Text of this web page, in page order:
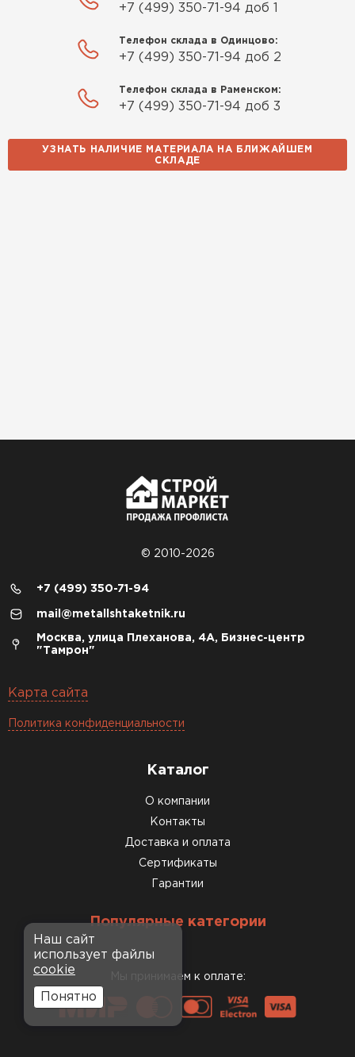
+7 (499) 350-71-94 доб 1
Телефон склада в Одинцово:
+7 (499) 350-71-94 доб 2
Телефон склада в Раменском:
+7 (499) 350-71-94 доб 3
УЗНАТЬ НАЛИЧИЕ МАТЕРИАЛА НА БЛИЖАЙШЕМ
СКЛАДЕ
© 2010-2026
+7 (499) 350-71-94
mail@metallshtaketnik.ru
Москва, улица Плеханова, 4А, Бизнес-центр
"Тамрон"
Карта сайта
Политика конфиденциальности
Каталог
О компании
Контакты
Доставка и оплата
Сертификаты
Гарантии
Популярные категории
Мы принимаем к оплате:
Наш сайт
использует файлы
cookie
Понятно